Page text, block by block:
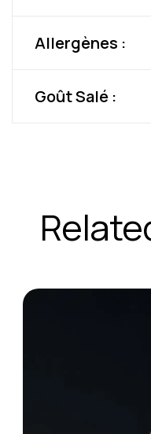
Allergènes :
Goût Salé :